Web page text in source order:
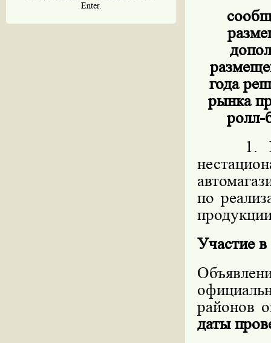
Enter.
года
рынка
ролл-
1.
по
Участие в
районов
даты